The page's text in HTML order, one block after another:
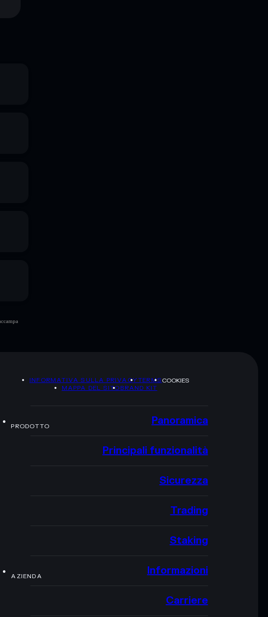
INFORMATIVA SULLA PRIVACYTERMSCOOKIES
MAPPA DEL SITOBRAND KIT
PRODOTTO Panoramica
Principali funzionalità
Sicurezza
Trading
Staking
AZIENDA Informazioni
Carriere